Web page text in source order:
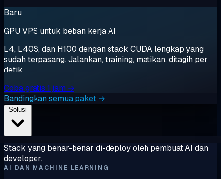
Baru
GPU VPS untuk beban kerja AI
L4, L40S, dan H100 dengan stack CUDA lengkap yang
sudah terpasang. Jalankan, training, matikan, ditagih per
detik.
Coba gratis 1 jam →
Bandingkan semua paket →
Stack yang benar-benar di-deploy oleh pembuat AI dan
developer.
AI DAN MACHINE LEARNING